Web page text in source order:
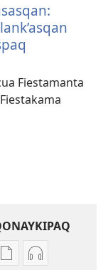
Fiestamanta
KaypiKaypin